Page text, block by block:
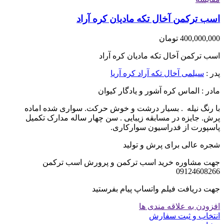
اسب ترکمن آخال تکه مادیان کره آراد
400,000,000 تومان
اسب ترکمن آخال تکه مادیان کره آراد
پدر : سیلمی آخال تکه آراد کره آریا
مادر : الماس کره آشور و یادگار کیوان
با رنگ نیله . بسیار درشت و خوش حرکت. سواری شده اماده
پرش. جایزه در مسابقه زیبایی . سن چهار ساله مدارک تکمیل
پاسپورت از فدراسیون سوارکاری.
شجره عالی برای پرش و تولید
جهت مشاوره خرید اسب ترکمن و پرورش اسب ترکمن
09124608266
جهت دریافت فیلم واتساپ پیام بفرستید
افزودن به علاقه مندی ها
انتخاب و ثبت سفارش